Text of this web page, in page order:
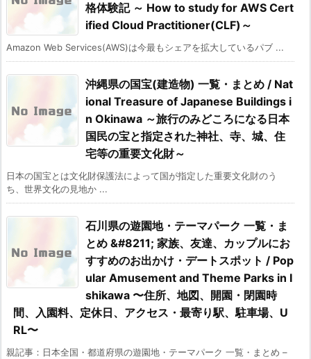
格体験記 ～ How to study for AWS Cert
ified Cloud Practitioner(CLF)～
Amazon Web Services(AWS)は今最もシェアを拡大しているパブ ...
沖縄県の国宝(建造物) 一覧・まとめ / Nat
ional Treasure of Japanese Buildings i
n Okinawa ～旅行のみどころになる日本
国民の宝と指定された神社、寺、城、住
宅等の重要文化財～
日本の国宝とは文化財保護法によって国が指定した重要文化財のう
ち、世界文化の見地か ...
石川県の遊園地・テーマパーク 一覧・ま
とめ &#8211; 家族、友達、カップルにお
すすめのお出かけ・デートスポット / Pop
ular Amusement and Theme Parks in I
shikawa 〜住所、地図、開園・閉園時
間、入園料、定休日、アクセス・最寄り駅、駐車場、U
RL〜
親記事：日本全国・都道府県の遊園地・テーマパーク 一覧・まとめ –